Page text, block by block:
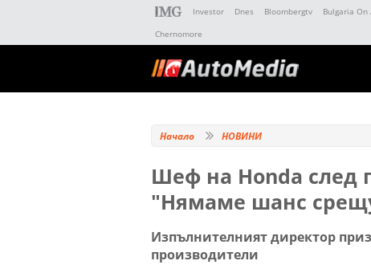
Investor Dnes Bloombergtv Bulgaria On
Chernomore
Начало НОВИНИ
Шеф на Honda след
"Нямаме шанс
Изпълнителният директор
производители